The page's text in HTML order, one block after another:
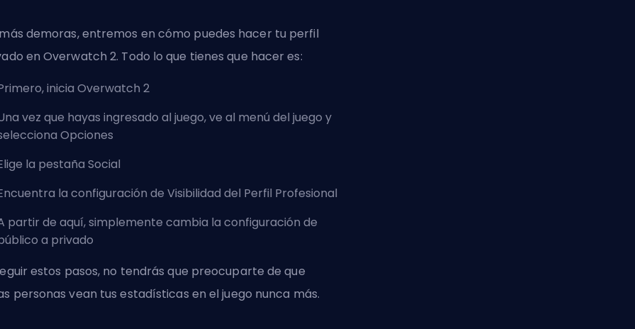
demoras, entremos en cómo puedes hacer tu perfil
en Overwatch 2. Todo lo que tienes que hacer es:
inicia Overwatch 2
vez que hayas ingresado al juego, ve al menú del juego y
Opciones
la pestaña Social
la configuración de Visibilidad del Perfil Profesional
partir de aquí, simplemente cambia la configuración de
a privado
estos pasos, no tendrás que preocuparte de que
personas vean tus estadísticas en el juego nunca más.